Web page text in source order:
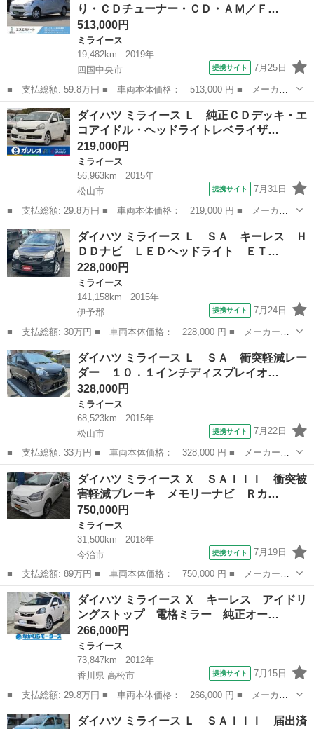
逸脱防止支...
り・ＣＤチューナー・ＣＤ・ＡＭ／Ｆ…
513,000円
ミライース
19,482km
2019年
四国中央市
提携サイト 7月25日
■ 支払総額: 59.8万円 ■ 車両本体価格： 513,000 円 ■ メーカー
名： ダイハツ ■ 車種名： ミライース ■ グレード名： Ｌ Ｓ
ＡＩＩＩ 保証あり・ＣＤチューナー・ＣＤ・ＡＭ／ＦＭラジオ・ド
ラレコ・アイ...
愛媛 四国中央市 ミライース
ダイハツ ミライース Ｌ 純正ＣＤデッキ・エ
コアイドル・ヘッドライトレベライザ…
219,000円
ミライース
56,963km
2015年
松山市
提携サイト 7月31日
■ 支払総額: 29.8万円 ■ 車両本体価格： 219,000 円 ■ メーカー
名： ダイハツ ■ 車種名： ミライース ■ グレード名： Ｌ 純
正ＣＤデッキ・エコアイドル・ヘッドライトレベライザー・キーレス
エントリー・...
愛媛 松山市 ミライース
ダイハツ ミライース Ｌ ＳＡ キーレス Ｈ
ＤＤナビ ＬＥＤヘッドライト ＥＴ…
228,000円
ミライース
141,158km
2015年
伊予郡
提携サイト 7月24日
■ 支払総額: 30万円 ■ 車両本体価格： 228,000 円 ■ メーカー
名： ダイハツ ■ 車種名： ミライース ■ グレード名： Ｌ Ｓ
Ａ キーレス ＨＤＤナビ ＬＥＤヘッドライト ＥＴＣ ミュージ
ックサーバー Ｄ...
愛媛 伊予郡 ミライース
ダイハツ ミライース Ｌ ＳＡ 衝突軽減レー
ダー １０．１インチディスプレイオ…
328,000円
ミライース
68,523km
2015年
松山市
提携サイト 7月22日
■ 支払総額: 33万円 ■ 車両本体価格： 328,000 円 ■ メーカー
名： ダイハツ ■ 車種名： ミライース ■ グレード名： Ｌ Ｓ
Ａ 衝突軽減レーダー １０．１インチディスプレイオーディオ Ｅ
ＴＣ キーレス ...
愛媛 松山市 ミライース
ダイハツ ミライース Ｘ ＳＡＩＩＩ 衝突被
害軽減ブレーキ メモリーナビ Ｒカ…
750,000円
ミライース
31,500km
2018年
今治市
提携サイト 7月19日
■ 支払総額: 89万円 ■ 車両本体価格： 750,000 円 ■ メーカー
名： ダイハツ ■ 車種名： ミライース ■ グレード名： Ｘ Ｓ
ＡＩＩＩ 衝突被害軽減ブレーキ メモリーナビ Ｒカメラ ＬＥＤ
ヘッドライト エ...
愛媛 今治市 ミライース
ダイハツ ミライース Ｘ キーレス アイドリ
ングストップ 電格ミラー 純正オー…
266,000円
ミライース
73,847km
2012年
香川県 高松市
提携サイト 7月15日
■ 支払総額: 29.8万円 ■ 車両本体価格： 266,000 円 ■ メーカー
名： ダイハツ ■ 車種名： ミライース ■ グレード名： Ｘ キ
ーレス アイドリングストップ 電格ミラー 純正オーディオ Ｃ
香川 高松市 ミライース
ダイハツ ミライース Ｌ ＳＡＩＩＩ 届出済